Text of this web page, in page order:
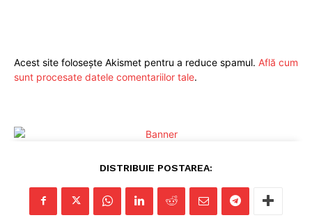
StirileMedia.ro
Acest site folosește Akismet pentru a reduce spamul. Află cum
sunt procesate datele comentariilor tale.
DISTRIBUIE POSTAREA: